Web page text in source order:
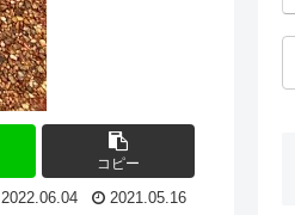
コピー
2022.06.04 2021.05.16